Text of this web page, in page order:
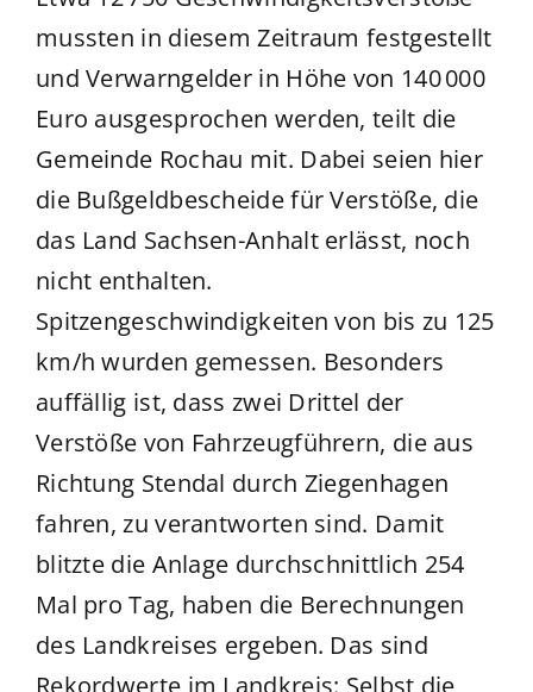
mussten in diesem Zeitraum festgestellt
und Verwarngelder in Höhe von 140 000
Euro ausgesprochen werden, teilt die
Gemeinde Rochau mit. Dabei seien hier
die Bußgeldbescheide für Verstöße, die
das Land Sachsen-Anhalt erlässt, noch
nicht enthalten.
Spitzengeschwindigkeiten von bis zu 125
km/h wurden gemessen. Besonders
auffällig ist, dass zwei Drittel der
Verstöße von Fahrzeugführern, die aus
Richtung Stendal durch Ziegenhagen
fahren, zu verantworten sind. Damit
blitzte die Anlage durchschnittlich 254
Mal pro Tag, haben die Berechnungen
des Landkreises ergeben. Das sind
Rekordwerte im Landkreis: Selbst die